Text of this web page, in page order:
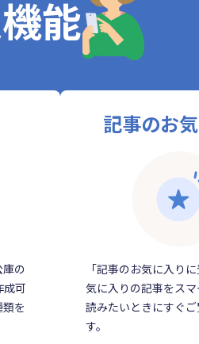
能
の
成可
を
記事のお
「記事のお気に入り
気に入りの記事をスマ
読みたいときにすぐ
す。